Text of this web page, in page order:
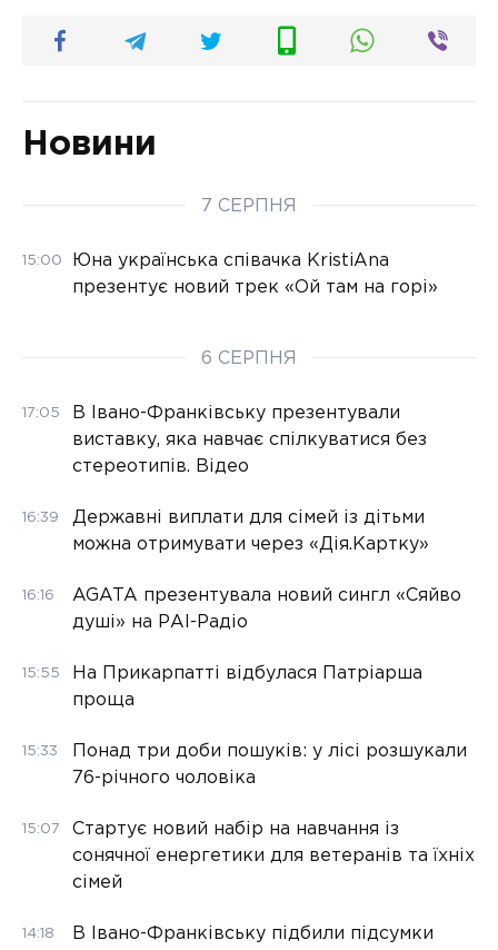
Новини
7 СЕРПНЯ
15:00
Юна українська співачка KristiAna
презентує новий трек «Ой там на горі»
6 СЕРПНЯ
17:05
В Івано-Франківську презентували
виставку, яка навчає спілкуватися без
стереотипів. Відео
16:39
Державні виплати для сімей із дітьми
можна отримувати через «Дія.Картку»
16:16
AGATA презентувала новий сингл «Сяйво
душі» на РАІ-Радіо
15:55
На Прикарпатті відбулася Патріарша
проща
15:33
Понад три доби пошуків: у лісі розшукали
76-річного чоловіка
15:07
Стартує новий набір на навчання із
сонячної енергетики для ветеранів та їхніх
сімей
14:18
В Івано-Франківську підбили підсумки